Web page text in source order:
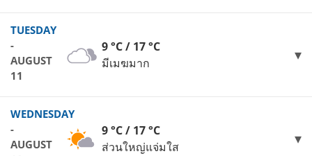
TUESDAY
-
AUGUST
11
9 °C / 17 °C
มีเมฆมาก
WEDNESDAY
-
AUGUST
9 °C / 17 °C
ส่วนใหญ่แจ่มใส